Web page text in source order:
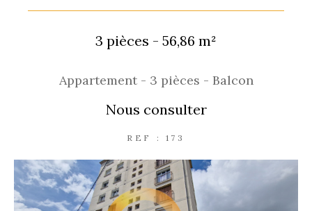
3 pièces - 56,86 m²
Appartement - 3 pièces - Balcon
Nous consulter
REF : 173